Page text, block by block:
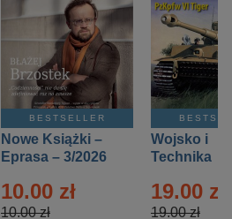
BESTSELLER
Nowe Książki –
Eprasa – 3/2026
10.00 zł
10.00 zł
Wojsko i
Technika
– 2/2026
19.00 zł
19.00 zł